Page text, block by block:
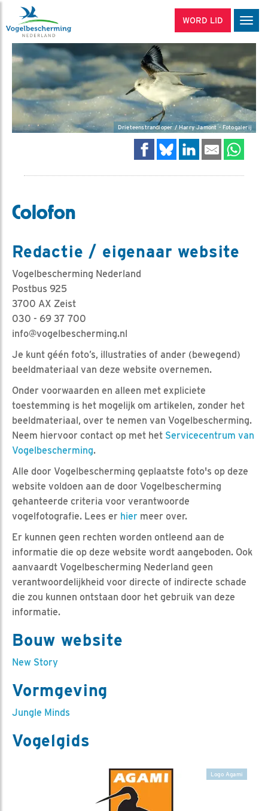
WORD LID
Drieteenstrandloper / Harry Jamont - Fotogalerij
Colofon
Redactie / eigenaar website
Vogelbescherming Nederland
Postbus 925
3700 AX Zeist
030 - 69 37 700
info@vogelbescherming.nl
Je kunt géén foto’s, illustraties of ander (bewegend)
beeldmateriaal van deze website overnemen.
Onder voorwaarden en alleen met expliciete
toestemming is het mogelijk om artikelen, zonder het
beeldmateriaal, over te nemen van Vogelbescherming.
Neem hiervoor contact op met het Servicecentrum van
Vogelbescherming.
Alle door Vogelbescherming geplaatste foto's op deze
website voldoen aan de door Vogelbescherming
gehanteerde criteria voor verantwoorde
vogelfotografie. Lees er hier meer over.
Er kunnen geen rechten worden ontleend aan de
informatie die op deze website wordt aangeboden. Ook
aanvaardt Vogelbescherming Nederland geen
verantwoordelijkheid voor directe of indirecte schade
die zou kunnen ontstaan door het gebruik van deze
informatie.
Bouw website
New Story
Vormgeving
Jungle Minds
Vogelgids
Logo Agami